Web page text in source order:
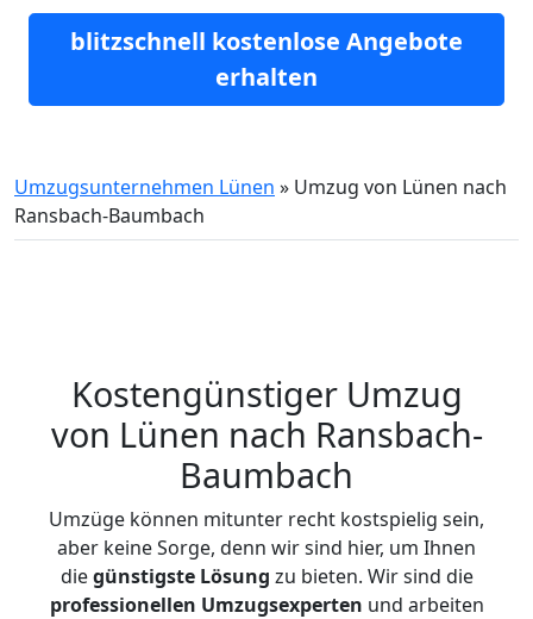
blitzschnell kostenlose Angebote
erhalten
Umzugsunternehmen Lünen » Umzug von Lünen nach
Ransbach-Baumbach
Kostengünstiger Umzug
von Lünen nach Ransbach-
Baumbach
Umzüge können mitunter recht kostspielig sein,
aber keine Sorge, denn wir sind hier, um Ihnen
diegünstigste Lösung zu bieten. Wir sind die
professionellen Umzugsexperten und arbeiten